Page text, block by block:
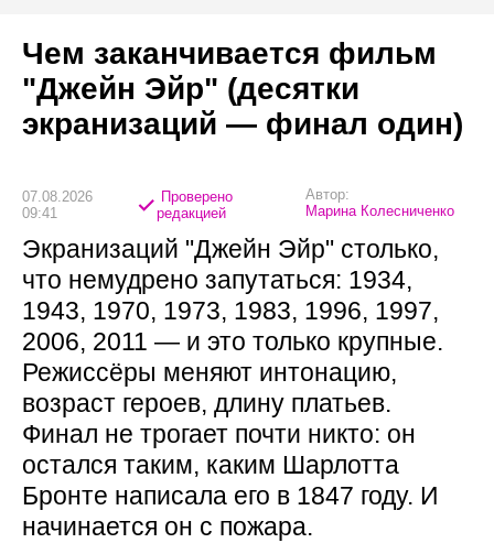
Чем заканчивается фильм
"Джейн Эйр" (десятки
экранизаций — финал один)
07.08.2026
09:41
Проверено
редакцией
Автор:
Марина Колесниченко
Экранизаций "Джейн Эйр" столько,
что немудрено запутаться: 1934,
1943, 1970, 1973, 1983, 1996, 1997,
2006, 2011 — и это только крупные.
Режиссёры меняют интонацию,
возраст героев, длину платьев.
Финал не трогает почти никто: он
остался таким, каким Шарлотта
Бронте написала его в 1847 году. И
начинается он с пожара.